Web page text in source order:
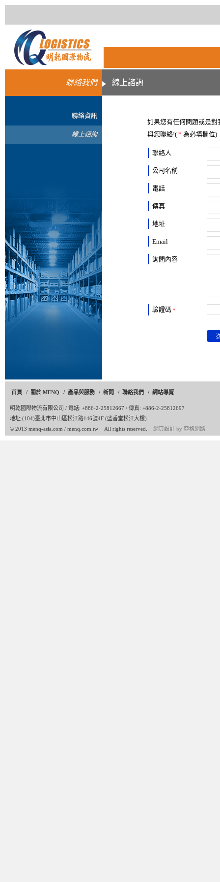
聯絡我們
聯絡資訊
線上諮詢
線上諮詢
如果您有任何問題或是
與您聯絡!(* 為必填欄位)
聯絡人
公司名稱
電話
傳真
地址
Email
詢問內容
驗證碼*
首頁 / 關於 MENQ / 產品與服務 / 新聞 / 聯絡我們 / 網站導覽
明乾國際物流有限公司 / 電話: +886-2-25812667 / 傳真: +886-2-25812697
地址:(104)臺北市中山區松江路146號4F (盛香堂松江大樓)
© 2013 menq-asia.com / menq.com.tw All rights reserved. 網頁設計 by 亞格網路